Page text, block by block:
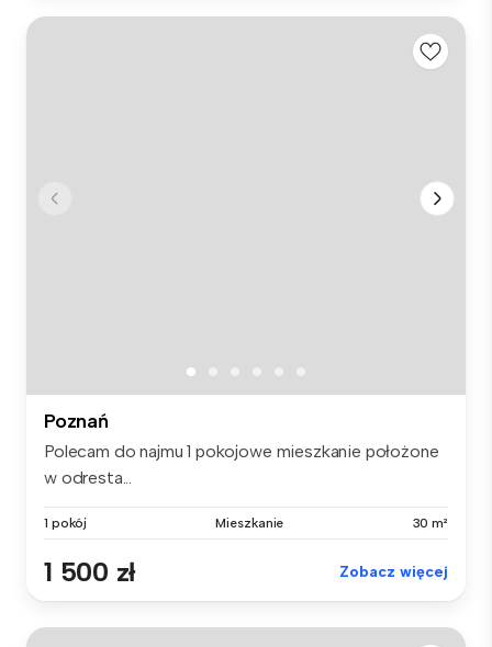
Poznań
Polecam do najmu 1 pokojowe mieszkanie położone
w odresta...
1 pokój Mieszkanie 30 m²
1 500 zł Zobacz więcej